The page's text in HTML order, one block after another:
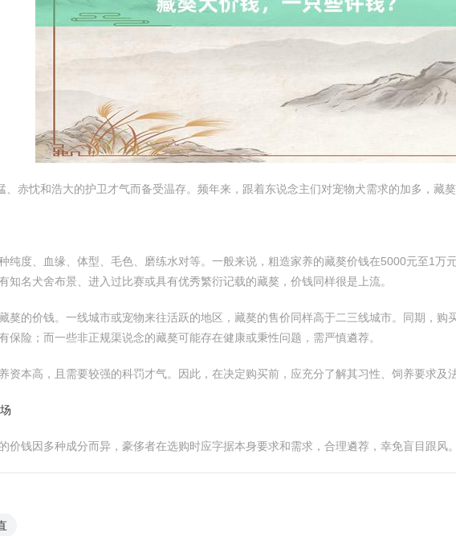
、赤忱和浩大的护卫才气而备受温存。频年来，跟着东说念主们对宠物犬需求的加多，藏
纯度、血缘、体型、毛色、磨练水对等。一般来说，粗造家养的藏獒价钱在5000元至1万
知名犬舍布景、进入过比赛或具有优秀繁衍记载的藏獒，价钱同样很是上流。
獒的价钱。一线城市或宠物来往活跃的地区，藏獒的售价同样高于二三线城市。同期，
保险；而一些非正规渠说念的藏獒可能存在健康或秉性问题，需严慎遴荐。
资本高，且需要较强的科罚才气。因此，在决定购买前，应充分了解其习性、饲养要求及
价钱因多种成分而异，豪侈者在选购时应字据本身要求和需求，合理遴荐，幸免盲目跟风